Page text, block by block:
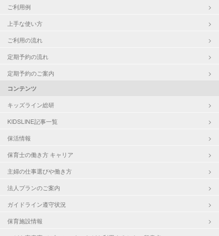
ご利用例
上手な使い方
ご利用の流れ
定期予約の流れ
定期予約のご案内
コンテンツ
キッズライン総研
KIDSLINE記事一覧
保活情報
保育士の働き方 キャリア
主婦の仕事選びや働き方
法人プランのご案内
ガイドライン遵守状況
保育施設情報